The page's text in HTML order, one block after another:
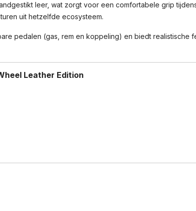
leer, wat zorgt voor een comfortabele grip
uit hetzelfde ecosysteem.
pedalen (gas, rem en koppeling) en biedt realistische
Leather Edition